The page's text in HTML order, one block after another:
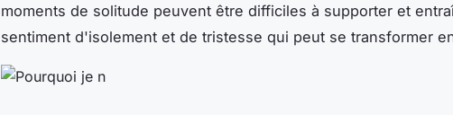
moments de solitude peuvent être difficiles à supporter et
sentiment d'isolement et de tristesse qui peut se transformer